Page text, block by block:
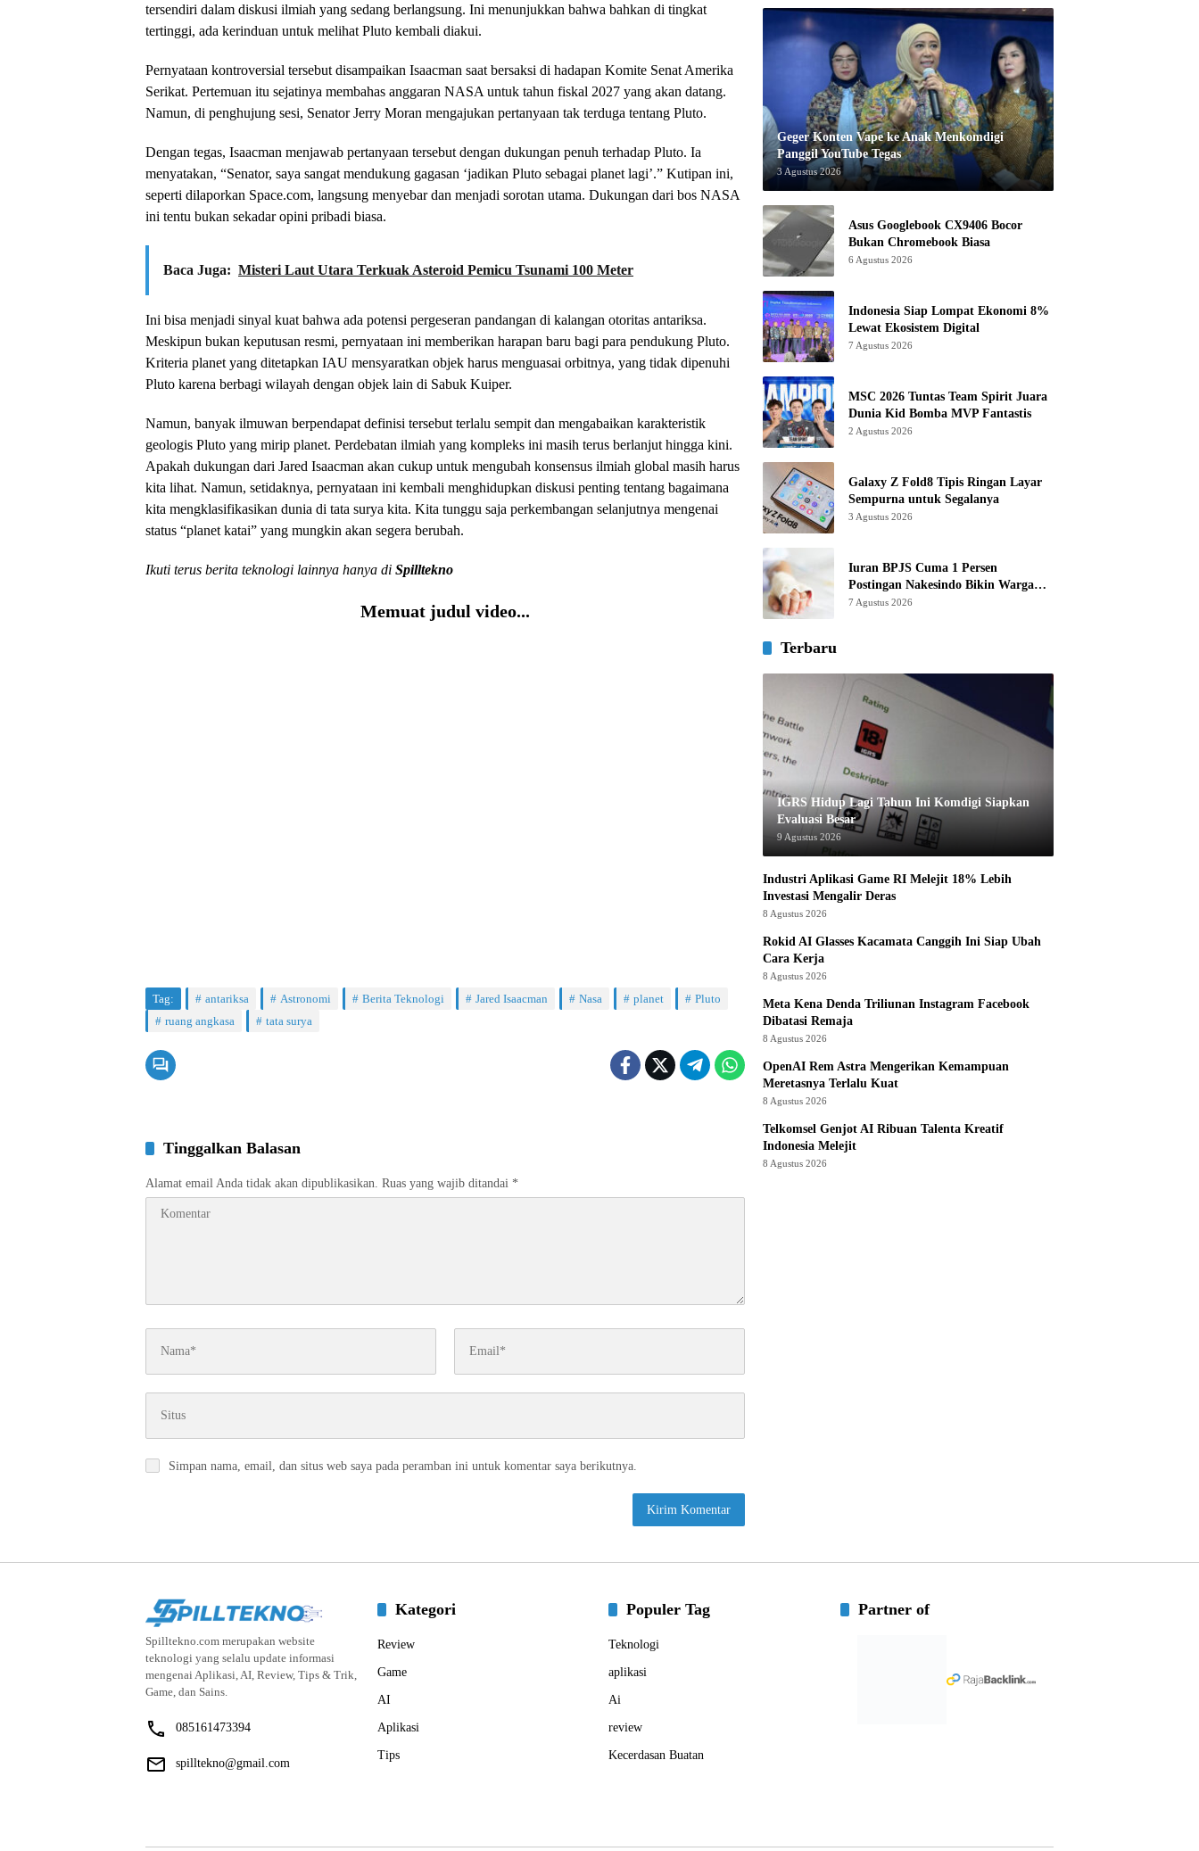
tersendiri dalam diskusi ilmiah yang sedang berlangsung. Ini menunjukkan bahwa bahkan di tingkat
tertinggi, ada kerinduan untuk melihat Pluto kembali diakui.
Pernyataan kontroversial tersebut disampaikan Isaacman saat bersaksi di hadapan Komite Senat Amerika
Serikat. Pertemuan itu sejatinya membahas anggaran NASA untuk tahun fiskal 2027 yang akan datang.
Namun, di penghujung sesi, Senator Jerry Moran mengajukan pertanyaan tak terduga tentang Pluto.
Dengan tegas, Isaacman menjawab pertanyaan tersebut dengan dukungan penuh terhadap Pluto. Ia
menyatakan, “Senator, saya sangat mendukung gagasan ‘jadikan Pluto sebagai planet lagi’.” Kutipan ini,
seperti dilaporkan Space.com, langsung menyebar dan menjadi sorotan utama. Dukungan dari bos NASA
ini tentu bukan sekadar opini pribadi biasa.
Baca Juga: Misteri Laut Utara Terkuak Asteroid Pemicu Tsunami 100 Meter
Ini bisa menjadi sinyal kuat bahwa ada potensi pergeseran pandangan di kalangan otoritas antariksa.
Meskipun bukan keputusan resmi, pernyataan ini memberikan harapan baru bagi para pendukung Pluto.
Kriteria planet yang ditetapkan IAU mensyaratkan objek harus menguasai orbitnya, yang tidak dipenuhi
Pluto karena berbagi wilayah dengan objek lain di Sabuk Kuiper.
Namun, banyak ilmuwan berpendapat definisi tersebut terlalu sempit dan mengabaikan karakteristik
geologis Pluto yang mirip planet. Perdebatan ilmiah yang kompleks ini masih terus berlanjut hingga kini.
Apakah dukungan dari Jared Isaacman akan cukup untuk mengubah konsensus ilmiah global masih harus
kita lihat. Namun, setidaknya, pernyataan ini kembali menghidupkan diskusi penting tentang bagaimana
kita mengklasifikasikan dunia di tata surya kita. Kita tunggu saja perkembangan selanjutnya mengenai
status “planet katai” yang mungkin akan segera berubah.
Ikuti terus berita teknologi lainnya hanya di Spilltekno
Memuat judul video...
Tag: antariksa Astronomi Berita Teknologi Jared Isaacman Nasa planet
Pluto
ruang angkasa
tata surya
Tinggalkan Balasan
Alamat email Anda tidak akan dipublikasikan. Ruas yang wajib ditandai *
Simpan nama, email, dan situs web saya pada peramban ini untuk komentar saya berikutnya.
Geger Konten Vape ke Anak Menkomdigi
Panggil YouTube Tegas
3 Agustus 2026
Asus Googlebook CX9406 Bocor
Bukan Chromebook Biasa
6 Agustus 2026
Indonesia Siap Lompat Ekonomi 8%
Lewat Ekosistem Digital
7 Agustus 2026
MSC 2026 Tuntas Team Spirit Juara
Dunia Kid Bomba MVP Fantastis
2 Agustus 2026
Galaxy Z Fold8 Tipis Ringan Layar
Sempurna untuk Segalanya
3 Agustus 2026
Iuran BPJS Cuma 1 Persen
Postingan Nakesindo Bikin Warganet
Murka
7 Agustus 2026
Terbaru
IGRS Hidup Lagi Tahun Ini Komdigi Siapkan
Evaluasi Besar
9 Agustus 2026
Industri Aplikasi Game RI Melejit 18% Lebih
Investasi Mengalir Deras
8 Agustus 2026
Rokid AI Glasses Kacamata Canggih Ini Siap Ubah
Cara Kerja
8 Agustus 2026
Meta Kena Denda Triliunan Instagram Facebook
Dibatasi Remaja
8 Agustus 2026
OpenAI Rem Astra Mengerikan Kemampuan
Meretasnya Terlalu Kuat
8 Agustus 2026
Telkomsel Genjot AI Ribuan Talenta Kreatif
Indonesia Melejit
8 Agustus 2026
Spilltekno.com merupakan website
teknologi yang selalu update informasi
mengenai Aplikasi, AI, Review, Tips & Trik,
Game, dan Sains.
085161473394
spilltekno@gmail.com
Kategori
Review
Game
AI
Aplikasi
Tips
Populer Tag
Teknologi
aplikasi
Ai
review
Kecerdasan Buatan
Partner of